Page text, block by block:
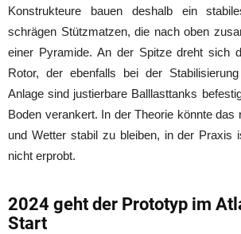
Konstrukteure bauen deshalb ein
schrägen Stützmatzen, die nach oben
einer Pyramide. An der Spitze dreht sich
Rotor, der ebenfalls bei der
Anlage sind justierbare Balllasttanks
Boden verankert. In der Theorie könnte das
und Wetter stabil zu bleiben, in der Praxis
nicht erprobt.
2024 geht der Prototyp im
Start